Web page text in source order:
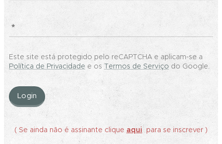
Este site está protegido pelo reCAPTCHA e aplicam-se a
Política de Privacidade e os Termos de Serviço do Google.
Login
( Se ainda não é assinante clique aquipara se inscrever )